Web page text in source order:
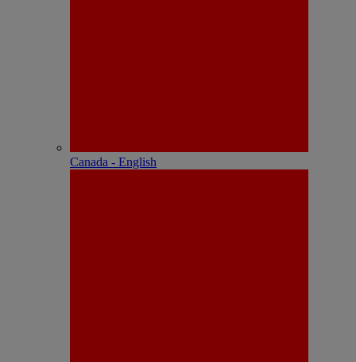
Canada - English